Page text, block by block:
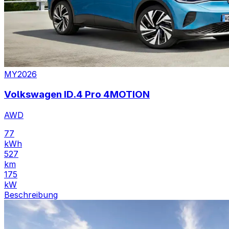
MY2026
Volkswagen ID.4 Pro 4MOTION
AWD
77
kWh
527
km
175
kW
Beschreibung